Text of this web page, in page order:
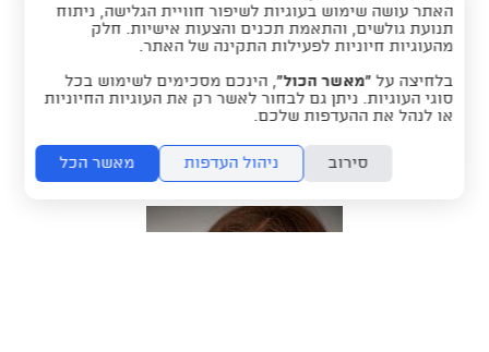
יפתח ליבוביץ'
האתר עושה שימוש בעוגיות לשיפור חוויית הגלישה, ניתוח
תנועת גולשים, והתאמת תכנים והצעות אישיות. חלק
מהעוגיות חיוניות לפעילות התקינה של האתר.
בלחיצה על “מאשר הכול”, הינכם מסכימים לשימוש בכל
סוגי העוגיות. ניתן גם לבחור לאשר רק את העוגיות החיוניות
או לנהל את ההעדפות שלכם.
סירוב ניהול העדפות מאשר הכל